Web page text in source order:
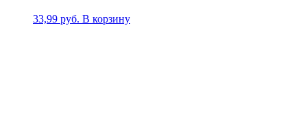
33,99 руб. В корзину